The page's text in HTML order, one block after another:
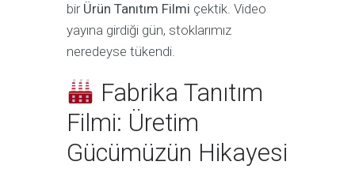
bir Ürün Tanıtım Filmi çektik. Video
yayına girdiği gün, stoklarımız
neredeyse tükendi.
Fabrika Tanıtım
Filmi: Üretim
Gücümüzün Hikayesi